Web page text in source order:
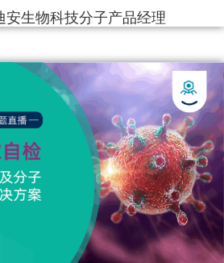
安生物科技分子产品经理